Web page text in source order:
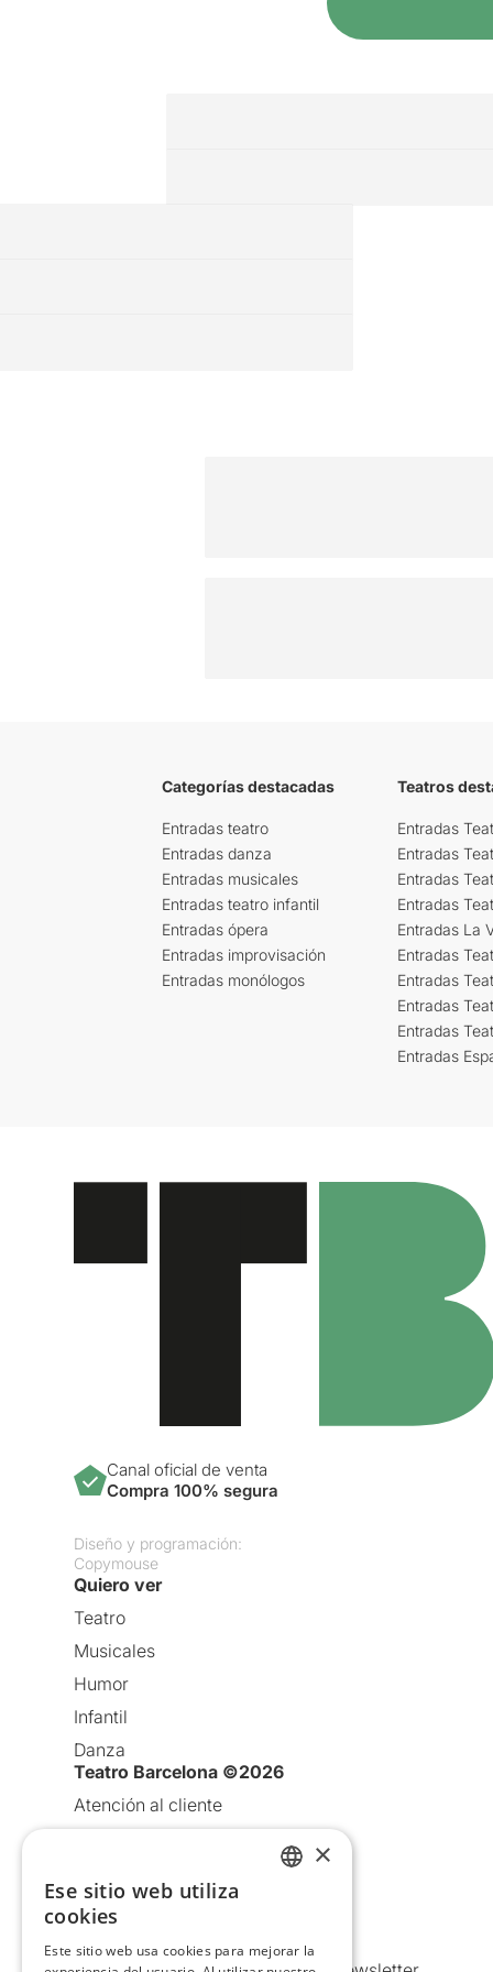
Categorías destacadas
Entradas teatro
Entradas danza
Entradas musicales
Entradas teatro infantil
Entradas ópera
Entradas improvisación
Entradas monólogos
Teatros
Entradas
Entradas
Entradas
Entradas
Entradas La
Entradas
Entradas
Entradas
Entradas
Entradas
Canal oficial de venta
Compra 100% segura
Diseño y programación:
Copymouse
Quiero ver
Teatro
Musicales
Humor
Infantil
Danza
Teatro Barcelona ©2026
Atención al cliente
Política de Cookies
×
Ese sitio web utiliza
cookies
Este sitio web usa cookies para mejorar la